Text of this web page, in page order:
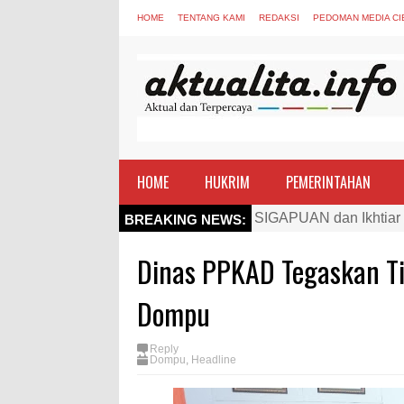
HOME TENTANG KAMI REDAKSI PEDOMAN MEDIA
HOME HUKRIM PEMERINTAHAN
BREAKING NEWS:
Kapolres Bima Beri
Staf Ahli Tekankan
Perkuat Soliditas-
Nobar Piala Dunia
Dinas PPKAD Tegaskan
Dompu
Reply
Dompu, Headline